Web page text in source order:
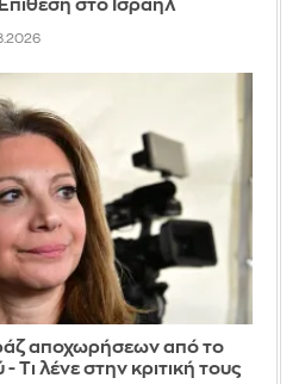
στο Ισραήλ
αποχωρήσεων από το
Τι λένε στην κριτική τους